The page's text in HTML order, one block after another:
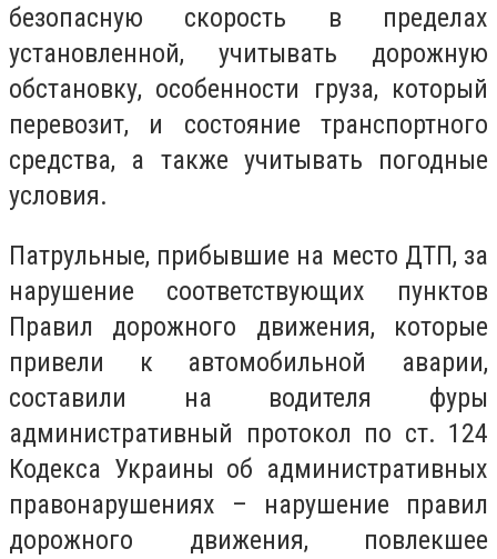
безопасную скорость в пределах
установленной, учитывать дорожную
обстановку, особенности груза, который
перевозит, и состояние транспортного
средства, а также учитывать погодные
условия.
Патрульные, прибывшие на место ДТП, за
нарушение соответствующих пунктов
Правил дорожного движения, которые
привели к автомобильной аварии,
составили на водителя фуры
административный протокол по ст. 124
Кодекса Украины об административных
правонарушениях – нарушение правил
дорожного движения, повлекшее